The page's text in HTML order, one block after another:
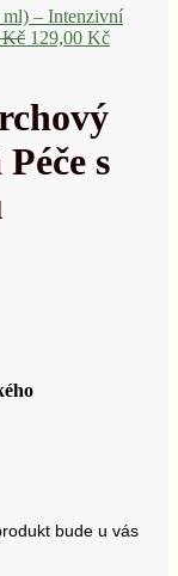
– Intenzivní
Kč Původní
159,00 Kč.
129,00 KčAktuální
s
bude u vás